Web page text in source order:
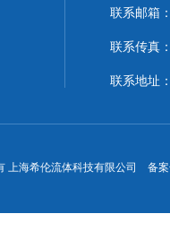
联系邮箱
联系传真
联系地址
上海希伦流体科技有限公司 备